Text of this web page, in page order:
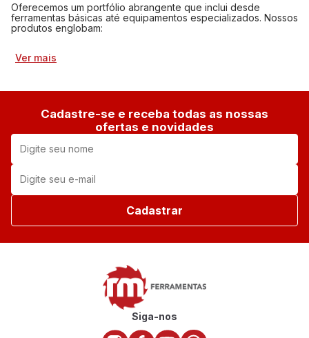
Oferecemos um portfólio abrangente que inclui desde
ferramentas básicas até equipamentos especializados. Nossos
produtos englobam:
Ver mais
Cadastre-se e receba todas as nossas
ofertas e novidades
Cadastrar
Siga-nos